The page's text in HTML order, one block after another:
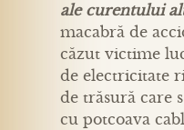
ale curentului
macabră de
căzut victime
de electricitate
de trăsură care
cu potcoava